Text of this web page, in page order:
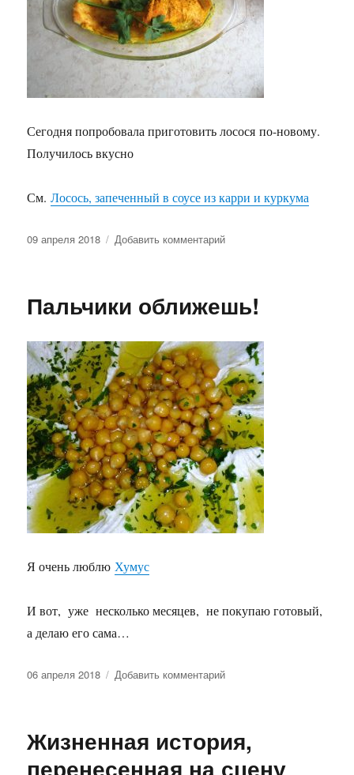
Сегодня попробовала приготовить лосося по-новому.
Получилось вкусно
См.Лосось, запеченный в соусе из карри и куркума
Опубликовано
09 апреля 2018 Добавить комментарийк
в
из
карри
и
куркума
Пальчики оближешь!
Я очень люблюХумус
И вот, уже несколько месяцев, не покупаю готовый,
а делаю его сама…
Опубликовано
06 апреля 2018 Добавить комментарийк
Жизненная история,